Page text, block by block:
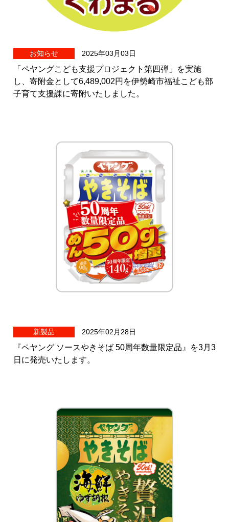
お知らせ 2025年03月03日
「ペヤングこども支援プロジェクト第四弾」を実施
し、寄附金として6,489,002円を伊勢崎市福祉こども部
子育て支援課に寄附いたしました。
新製品 2025年02月28日
『ペヤング ソースやきそば 50周年数量限定品』を3月3
日に発売いたします。